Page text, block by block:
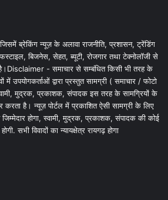
ब्रेकिंग न्यूज़ के अलावा राजनीति, प्रशासन, ट्रेंडिंग
बिजनेस, सेहत, ब्यूटी, रोजगार तथा टेक्नोलॉजी से
- समाचार से सम्बंधित किसी भी तरह के
उपयोगकर्ताओं द्वारा प्रस्तुत सामग्री ( समाचार / फोटो
मुद्रक, प्रकाशक, संपादक इस तरह के सामग्रियों के
करता है। न्यूज़ पोर्टल में प्रकाशित ऐसी सामग्री के लिए
होगा, स्वामी, मुद्रक, प्रकाशक, संपादक की कोई
सभी विवादों का न्यायक्षेत्र रायगढ़ होगा